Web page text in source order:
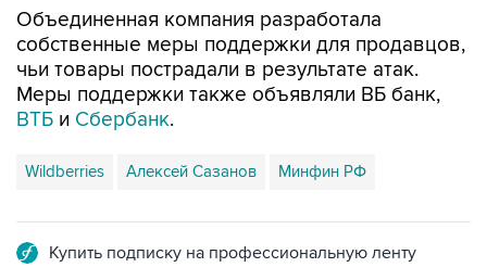
Объединенная компания разработала
собственные меры поддержки для продавцов,
чьи товары пострадали в результате атак.
Меры поддержки также объявляли ВБ банк,
ВТБ и Сбербанк.
Wildberries Алексей Сазанов Минфин РФ
Купить подписку на профессиональную ленту